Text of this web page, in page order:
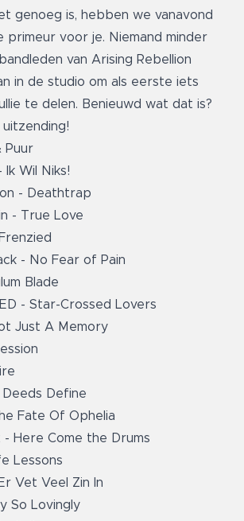
genoeg is, hebben we vanavond
primeur voor je. Niemand minder
van Arising Rebellion
in de studio om als eerste iets
te delen. Benieuwd wat dat is?
Puur
Ik Wil Niks!
- Deathtrap
- True Love
- No Fear of Pain
Blade
- Star-Crossed Lovers
Just A Memory
Define
Fate Of Ophelia
- Here Come the Drums
Lessons
Vet Veel Zin In
So Lovingly